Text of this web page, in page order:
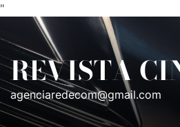
"
to
the
content
REVISTA
agenciaredecom@gmail.com